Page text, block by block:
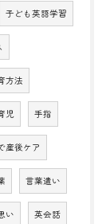
子ども英語学習
方法
児 手指
産後ケア
言葉遣い
い 英会話